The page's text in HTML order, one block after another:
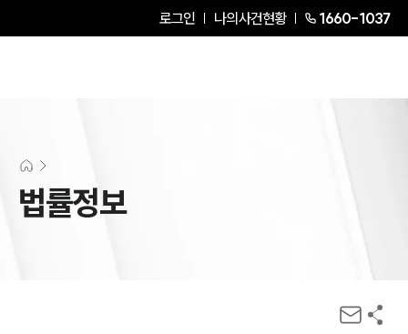
로그인 나의사건현황 1660-1037
법률정보